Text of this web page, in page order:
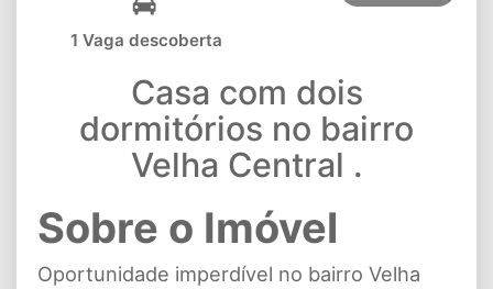
1 Vaga descoberta
Casa com dois
dormitórios no bairro
Velha Central .
Sobre o Imóvel
Oportunidade imperdível no bairro Velha